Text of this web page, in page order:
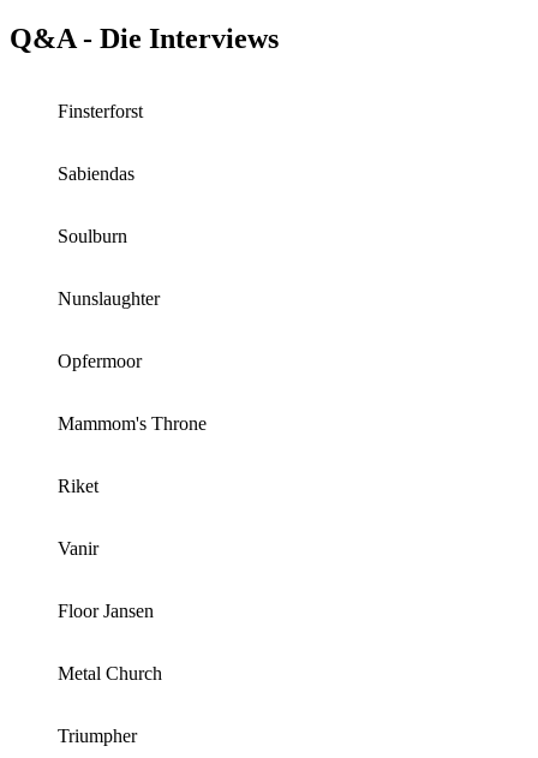
Q&A - Die Interviews
Finsterforst
Sabiendas
Soulburn
Nunslaughter
Opfermoor
Mammom's Throne
Riket
Vanir
Floor Jansen
Metal Church
Triumpher